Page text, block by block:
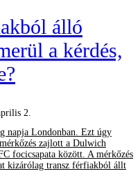
álló
a kérdés,
2.
napja Londonban. Ezt úgy
zajlott a Dulwich
focicsapata között. A mérkőzés
kizárólag transz férfiakból állt